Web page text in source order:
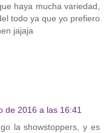
haya mucha variedad,
todo ya que yo prefiero
jajaja
de 2016 a las 16:41
la showstoppers, y es